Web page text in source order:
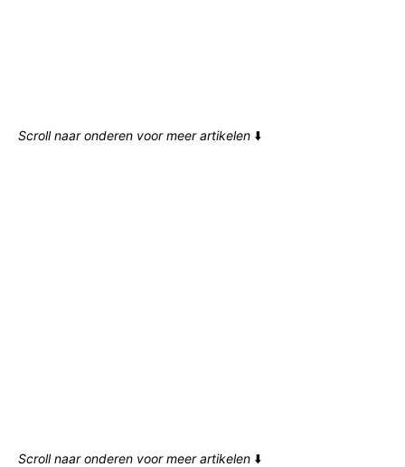
Scroll naar onderen voor meer artikelen ⬇️
Scroll naar onderen voor meer artikelen ⬇️